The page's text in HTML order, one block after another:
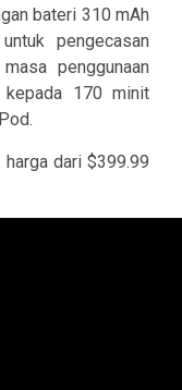
bateri 310 mAh
pengecasan
penggunaan
kepada 170 minit
dari $399.99